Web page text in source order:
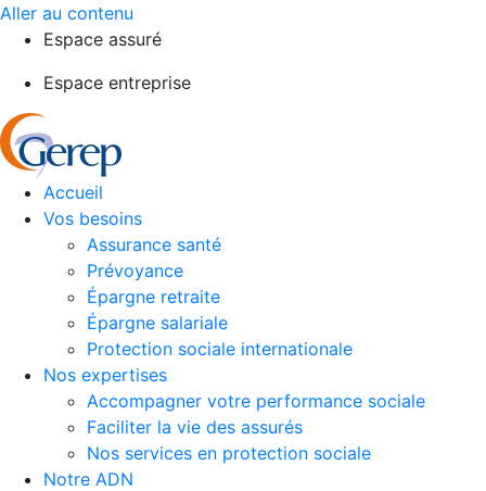
Aller au contenu
Espace assuré
Espace entreprise
Accueil
Vos besoins
Assurance santé
Prévoyance
Épargne retraite
Épargne salariale
Protection sociale internationale
Nos expertises
Accompagner votre performance sociale
Faciliter la vie des assurés
Nos services en protection sociale
Notre ADN